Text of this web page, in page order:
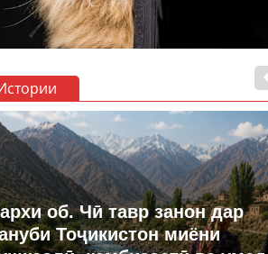
об. Чӣ тавр занон дар
Тоҷикистон миёни